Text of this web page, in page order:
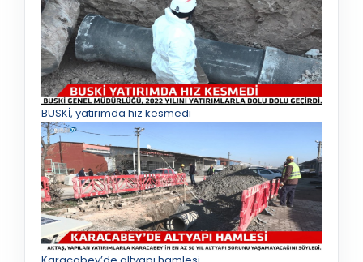
BUSKİ, yatırımda hız kesmedi